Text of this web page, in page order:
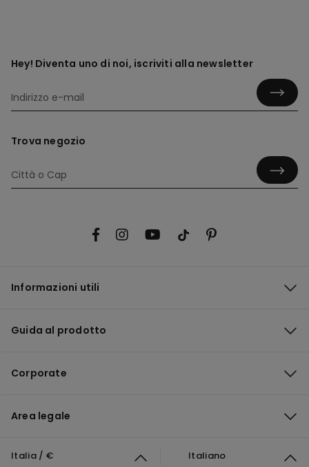
Hey! Diventa uno di noi, iscriviti alla newsletter
Trova negozio
Informazioni utili
Guida al prodotto
Corporate
Area legale
Italia / € Italiano